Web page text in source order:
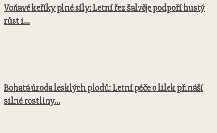
Voňavé keříky plné síly: Letní řez šalvěje podpoří hustý
růst i...
Bohatá úroda lesklých plodů: Letní péče o lilek přináší
silné rostliny...